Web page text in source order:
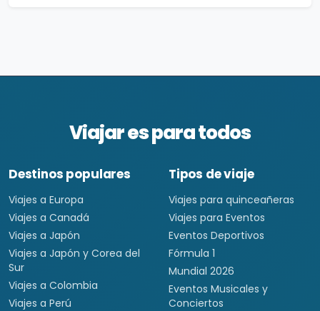
Viajar es para todos
Destinos populares
Viajes a Europa
Viajes a Canadá
Viajes a Japón
Viajes a Japón y Corea del
Sur
Viajes a Colombia
Viajes a Perú
Tipos de viaje
Viajes para quinceañeras
Viajes para Eventos
Eventos Deportivos
Fórmula 1
Mundial 2026
Eventos Musicales y
Conciertos